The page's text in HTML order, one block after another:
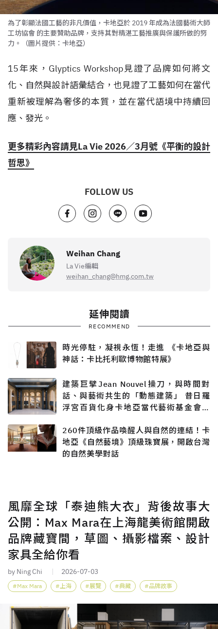
為了彰顯法國工藝的非凡價值，卡地亞於 2019 年成為法國藝術大師
工坊協會 的主要贊助品牌，支持其對精湛工藝推廣與保護所做的努
力。（圖片提供：卡地亞）
15年來，Glyptics Workshop見證了品牌如何將文
化、自然與設計語彙結合，也見證了工藝如何在當代
重新被理解為奢侈的本質，並在當代語境中持續回
應、發光。
更多精彩內容請見La Vie 2026／3月號《平衡的設計
哲思》
FOLLOW US
Weihan Chang
La Vie編輯
weihan_chang@hmg.com.tw
延伸閱讀
RECOMMEND
時光停駐，凝視永恆！走進 《卡地亞與
神話：卡比托利歐博物館特展》
建築巨擘Jean Nouvel操刀，與時間對
話、與藝術共生的「動態建築」 昔日羅
浮宮百貨化身卡地亞當代藝術基金會新
260件頂級作品喚醒人與自然的連結！卡
地亞《自然藝境》頂級珠寶展，開啟台灣
的自然美學對話
風靡全球「泰迪熊大衣」背後故事大
公開：Max Mara在上海龍美術館開啟
品牌藏寶間，草圖、攝影檔案、設計
家具全給你看
by Ning Chi 2026-07-03
Max Mara 上海 展覽 典藏 品牌故事